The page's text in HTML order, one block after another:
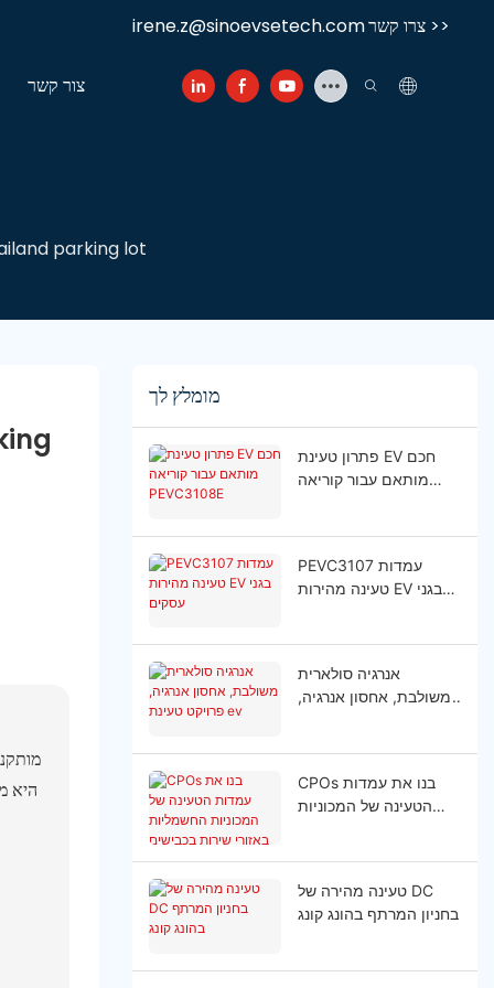
irene.z@sinoevsetech.com צרו קשר >>
צור קשר
parking lot
היא
מומלץ לך
פתרון טעינת EV חכם
מותאם עבור קוריאה
PEVC3107 עמדות
טעינה מהירות EV בגני
אנרגיה סולארית
משולבת, אחסון אנרגיה,
CPOs בנו את עמדות
הטעינה של המכוניות
טעינה מהירה של DC
בחניון המרתף בהונג קונג